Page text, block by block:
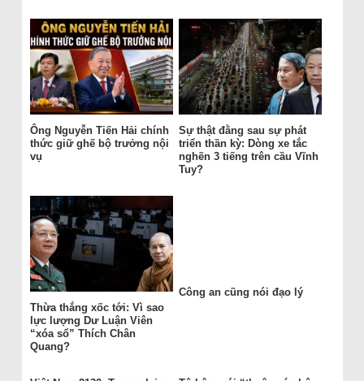
Ông Nguyễn Tiến Hải chính
thức giữ ghế bộ trưởng nội
vụ
Sự thật đằng sau sự phát
triển thần kỳ: Dòng xe tắc
nghẽn 3 tiếng trên cầu Vĩnh
Tuy?
Thừa thắng xốc tới: Vì sao
lực lượng Dư Luận Viên
“xóa sổ” Thích Chân
Quang?
Công an cũng nói đạo lý